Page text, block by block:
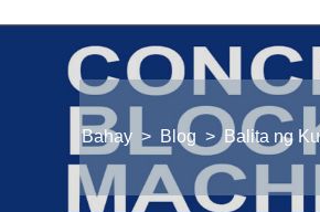
Bahay > Blog > Balita ng